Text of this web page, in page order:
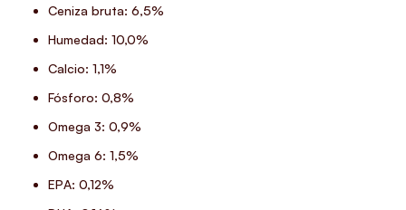
Ceniza bruta: 6,5%
Humedad: 10,0%
Calcio: 1,1%
Fósforo: 0,8%
Omega 3: 0,9%
Omega 6: 1,5%
EPA: 0,12%